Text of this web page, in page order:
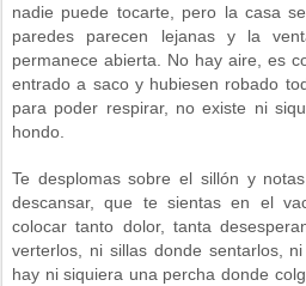
nadie puede tocarte, pero la casa
paredes parecen lejanas y la
permanece abierta. No hay aire, es
entrado a saco y hubiesen robado
para poder respirar, no existe ni
hondo.
Te desplomas sobre el sillón y
descansar, que te sientas en el
colocar tanto dolor, tanta
verterlos, ni sillas donde sentarlos,
hay ni siquiera una percha donde